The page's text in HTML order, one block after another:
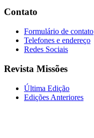
Contato
Formulário de contato
Telefones e endereço
Redes Sociais
Revista Missões
Última Edição
Edições Anteriores